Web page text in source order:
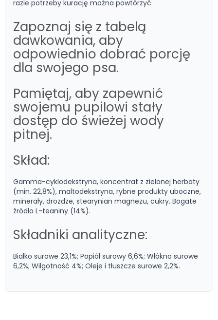
razie potrzeby kurację można powtórzyć.
Zapoznaj się z tabelą
dawkowania, aby
odpowiednio dobrać porcję
dla swojego psa.
Pamiętaj, aby zapewnić
swojemu pupilowi stały
dostęp do świeżej wody
pitnej.
Skład:
Gamma-cyklodekstryna, koncentrat z zielonej herbaty
(min. 22,8%), maltodekstryna, rybne produkty uboczne,
minerały, drożdże, stearynian magnezu, cukry. Bogate
źródło L-teaniny (14%).
Składniki analityczne:
Białko surowe 23,1%; Popiół surowy 6,6%; Włókno surowe
6,2%; Wilgotność 4%; Oleje i tłuszcze surowe 2,2%.